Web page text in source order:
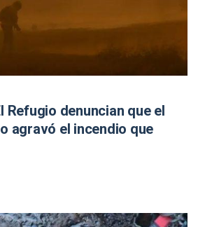
Refugio denuncian que el
agravó el incendio que